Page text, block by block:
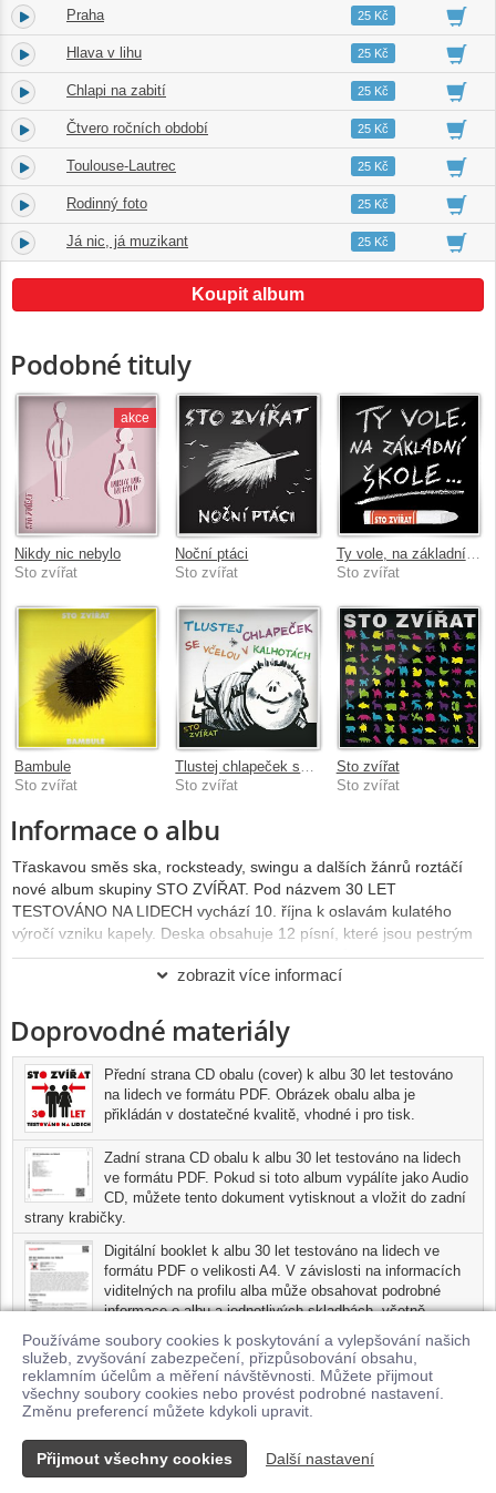
Používáme soubory cookies k poskytování a vylepšování našich
služeb, zvyšování zabezpečení, přizpůsobování obsahu,
reklamním účelům a měření návštěvnosti. Můžete přijmout
všechny soubory cookies nebo provést podrobné nastavení.
Změnu preferencí můžete kdykoli upravit.
Přijmout všechny cookies Další nastavení
6. Praha 03:4725 Kč
7. Hlava v lihu 03:0925 Kč
8. Chlapi na zabití 03:1425 Kč
9. Čtvero ročních období 02:4525 Kč
10. Toulouse-Lautrec 02:5625 Kč
11. Rodinný foto 02:5725 Kč
12. Já nic, já muzikant 05:0125 Kč
Koupit album
Podobné tituly
akce
Nikdy nic nebylo
Sto zvířat
Noční ptáci
Sto zvířat
Ty vole, na základní škole
Sto zvířat
Bambule
Sto zvířat
Tlustej chlapeček se včelou v kalhotách
Sto zvířat
Sto zvířat
Sto zvířat
Informace o albu
Třaskavou směs ska, rocksteady, swingu a dalších žánrů roztáčí
nové album skupiny STO ZVÍŘAT. Pod názvem 30 LET
TESTOVÁNO NA LIDECH vychází 10. října k oslavám kulatého
výročí vzniku kapely. Deska obsahuje 12 písní, které jsou pestrým
koktejlem tragikomických postav a jejich příběhů. Autorem dvou z
nich (Čtvero ročních období a Praha) je bývalý dlouholetý člen,
součástí velkolepého úspěchu alba Vladimíra Mišíka.
"Obávám se, že Petr nám napsal dva největší hity. Štve mě to, ale
nedá se nic dělat," směje se s nadsázkou kapelník Jan Kalina.
Poeticky hrubozrnné texty opět napsal výhradní textař kapely
Tomáš Belko, kreativní ředitel známé reklamní agentury Ogilvy,
který si po letech na albu zahrál i na saxofon. "Jednu pecku navíc
přidal jeho syn Matěj Belko," zmiňuje Kalina mladého šikovného
hudebníka, který hraje i s Davidem Kollerem, Lenko Dusilovou, či
Oskarem Petrem.
Skupina vznikla v roce 1990 ze studentského rocknroll bandu Matěj
Čech a představila se pražskému publiku podzimním
dvojkoncertem v Malostranské besedě. Nové album je v pořadí
dvanácté.Vychází po pěti letech od alba Ministerstvo mýho nitra a
po třech letech od doprovodu sólového projektu zpěvačky Jany
Jelínkové pod názvem Dáma s čápem.
Album 30 LET TESTOVÁNO NA LIDECH vyjde 10. 10. 2020 na
labelu 100PROmotion. Album vyjde tradičně na CD, elektronicky na
všech on-line servicech, ale také na USB, kde bude album ve
formátech WAV i MP3, booklet v PDF a navíc záznam koncertu z
pražského Jazzdocku pro TV ÓČKO v pořadu KB ACOUSTIC
STAGE.
zobrazit více informací
Doprovodné materiály
Přední strana CD obalu (cover) k albu 30 let testováno
na lidech ve formátu PDF. Obrázek obalu alba je
přikládán v dostatečné kvalitě, vhodné i pro tisk.
Zadní strana CD obalu k albu 30 let testováno na lidech
ve formátu PDF. Pokud si toto album vypálíte jako Audio
CD, můžete tento dokument vytisknout a vložit do zadní
strany krabičky.
Digitální booklet k albu 30 let testováno na lidech ve
formátu PDF o velikosti A4. V závislosti na informacích
viditelných na profilu alba může obsahovat podrobné
informace o albu a jednotlivých skladbách, včetně
seznamu participujících umělců, přesného data a místa
nahrání pro každou ze skladeb. Digitální booklet je tisknutelnou
variantou profilu alba.
Pro možnost stažení doprovodných materiálů je nutné mít zakoupenu
minimálně jednu skladbu z tohoto alba.
Kontakt | © 2026 Supraphonline.cz